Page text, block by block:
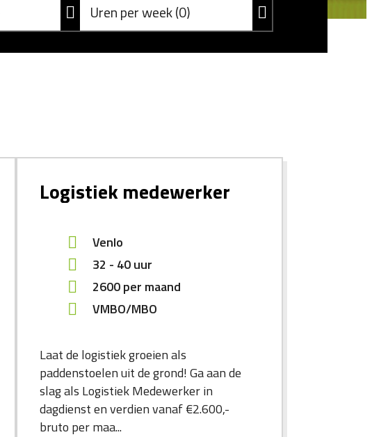
Uren per week 0
Logistiek medewerker
Venlo
32 - 40 uur
2600per maand
VMBO/MBO
Laat de logistiek groeien als
paddenstoelen uit de grond! Ga aan de
slag als Logistiek Medewerker in
dagdienst en verdien vanaf €2.600,-
bruto per maa...